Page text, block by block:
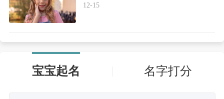
12-15
宝宝起名 名字打分